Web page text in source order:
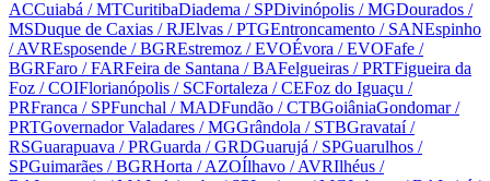
ACCuiabá / MTCuritibaDiadema / SPDivinópolis / MGDourados /
MSDuque de Caxias / RJElvas / PTGEntroncamento / SANEspinho
/ AVREsposende / BGREstremoz / EVOÉvora / EVOFafe /
BGRFaro / FARFeira de Santana / BAFelgueiras / PRTFigueira da
Foz / COIFlorianópolis / SCFortaleza / CEFoz do Iguaçu /
PRFranca / SPFunchal / MADFundão / CTBGoiâniaGondomar/
PRTGovernador Valadares / MGGrândola / STBGravataí/
RSGuarapuava / PRGuarda / GRDGuarujá / SPGuarulhos /
SPGuimarães / BGRHorta / AZOÍlhavo / AVRIlhéus /